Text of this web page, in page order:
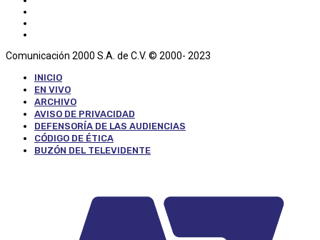
Comunicación 2000 S.A. de C.V. © 2000- 2023
INICIO
EN VIVO
ARCHIVO
AVISO DE PRIVACIDAD
DEFENSORÍA DE LAS AUDIENCIAS
CÓDIGO DE ÉTICA
BUZÓN DEL TELEVIDENTE